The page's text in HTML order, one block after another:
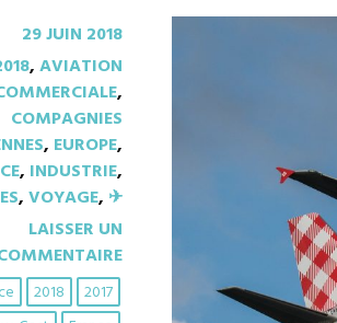
29 JUIN 2018
,AVIATION
,
COMPAGNIES
, EUROPE,
, INDUSTRIE,
,VOYAGE, ✈︎
LAISSER UN
2017
2018